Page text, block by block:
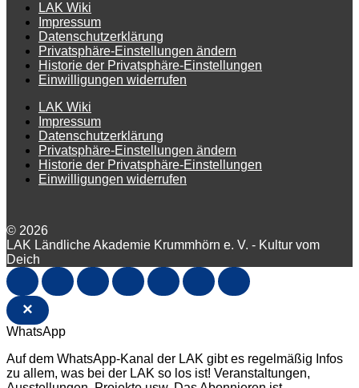
LAK Wiki
Impressum
Datenschutzerklärung
Privatsphäre-Einstellungen ändern
Historie der Privatsphäre-Einstellungen
Einwilligungen widerrufen
LAK Wiki
Impressum
Datenschutzerklärung
Privatsphäre-Einstellungen ändern
Historie der Privatsphäre-Einstellungen
Einwilligungen widerrufen
© 2026
LAK Ländliche Akademie Krummhörn e. V. - Kultur vom
Deich
×
WhatsApp
Auf dem WhatsApp-Kanal der LAK gibt es regelmäßig Infos
zu allem, was bei der LAK so los ist! Veranstaltungen,